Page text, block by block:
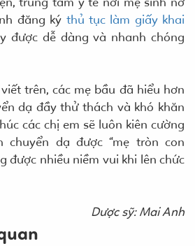
đăng ký thủ tục làm giấy khai
được dễ dàng và nhanh chóng
trên, các mẹ bầu đã hiểu hơn
dạ đầy thử thách và khó khăn
các chị em sẽ luôn kiên cường
dạ được “mẹ tròn con
được nhiều niềm vui khi lên chức
Dược sỹ: Mai Anh